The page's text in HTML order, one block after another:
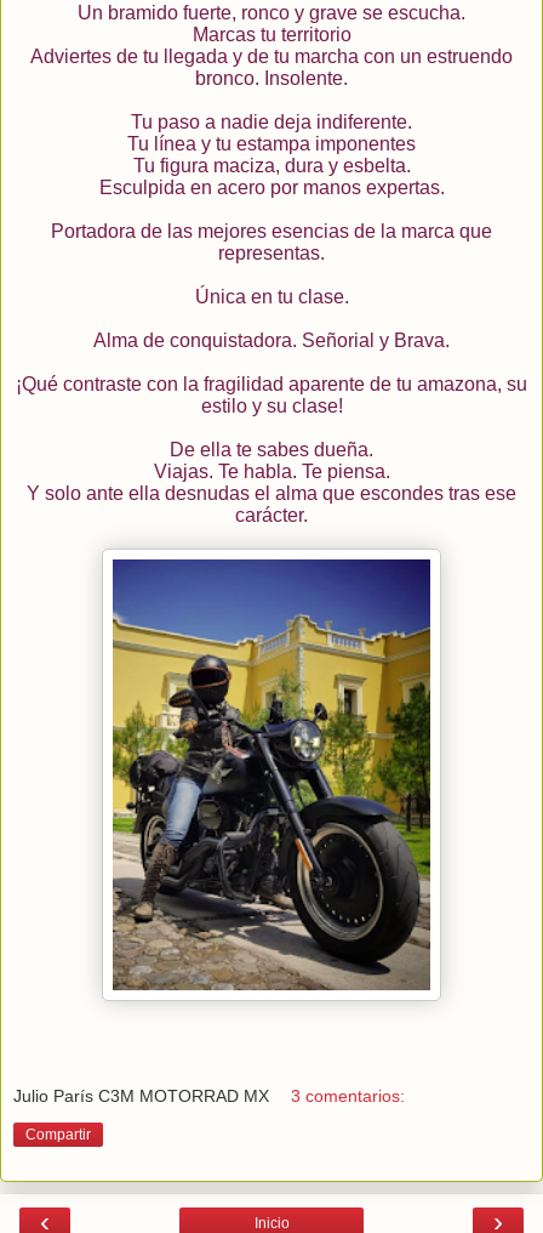
Un bramido fuerte, ronco y grave se escucha.
Marcas tu territorio
Adviertes de tu llegada y de tu marcha con un estruendo
bronco. Insolente.
Tu paso a nadie deja indiferente.
Tu línea y tu estampa imponentes
Tu figura maciza, dura y esbelta.
Esculpida en acero por manos expertas.
Portadora de las mejores esencias de la marca que
representas.
Única en tu clase.
Alma de conquistadora. Señorial y Brava.
¡Qué contraste con la fragilidad aparente de tu amazona, su
estilo y su clase!
De ella te sabes dueña.
Viajas. Te habla. Te piensa.
Y solo ante ella desnudas el alma que escondes tras ese
carácter.
Julio París C3M MOTORRAD MX 3 comentarios:
Compartir
‹ ›
Inicio